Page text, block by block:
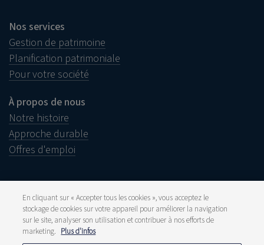
Nos services
Gestion de patrimoine
Planification patrimoniale
Pour votre société
À propos de nous
Notre histoire
Approche durable
Offres d'emploi
Informations juridiques
Disclaimer
Réclamations
Lanceurs d’alerte
En cliquant sur « Accepter tous les cookies », vous acceptez le
stockage de cookies sur votre appareil pour améliorer la navigation
sur le site, analyser son utilisation et contribuer à nos efforts de
marketing. Plus d'infos